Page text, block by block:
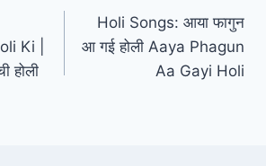
Ki |
होली
Holi Songs: आया फागुन
आ गई होली Aaya Phagun
Aa Gayi Holi